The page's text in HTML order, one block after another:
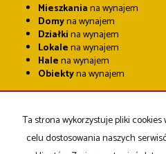
Mieszkaniana wynajem
Domyna wynajem
Działkina wynajem
Lokalena wynajem
Halena wynajem
Obiektyna wynajem
Mieszkaniana sprzedaż
Działkina sprzedaż
Lokalena sprzedaż
Hale na sprzedaż
Ta strona wykorzystuje pliki
celu dostosowania naszych